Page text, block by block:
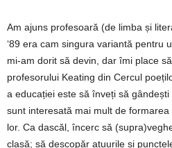
Am ajuns profesoară (de limba și
‘89 era cam singura variantă pentru
mi-am dorit să devin, dar îmi place
profesorului Keating din Cercul
a educației este să înveți să
sunt interesată mai mult de
lor. Ca dascăl, încerc să
clasă; să descopăr atuurile și